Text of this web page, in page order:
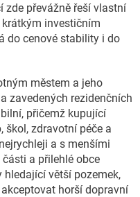
zde převážně řeší vlastní
investičním
do cenové stability i do
městem a jeho
zavedených rezidenčních
přičemž kupující
škol, zdravotní péče a
a s menšími
a přilehlé obce
větší pozemek,
horší dopravní